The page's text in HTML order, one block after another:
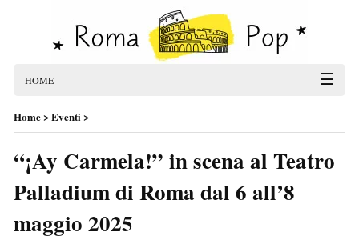
HOME ☰
Home>Eventi>
“¡Ay Carmela!” in scena al Teatro
Palladium di Roma dal 6 all’8
maggio 2025